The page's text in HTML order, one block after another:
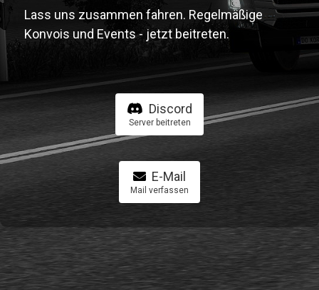
Lass uns zusammen fahren. Regelmäßige
Konvois und Events - jetzt beitreten.
Discord
Server beitreten
E-Mail
Mail verfassen